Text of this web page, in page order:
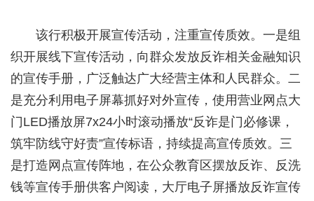
该行积极开展宣传活动，注重宣传质效。一是组
织开展线下宣传活动，向群众发放反诈相关金融知识
的宣传手册，广泛触达广大经营主体和人民群众。二
是充分利用电子屏幕抓好对外宣传，使用营业网点大
门LED播放屏7x24小时滚动播放“反诈是门必修课，
筑牢防线守好责”宣传标语，持续提高宣传质效。三
是打造网点宣传阵地，在公众教育区摆放反诈、反洗
钱等宣传手册供客户阅读，大厅电子屏播放反诈宣传